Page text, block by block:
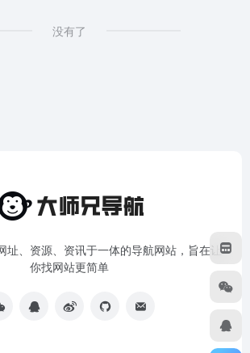
没有了
址、资源、资讯于一体的导航网站，旨在让
你找网站更简单